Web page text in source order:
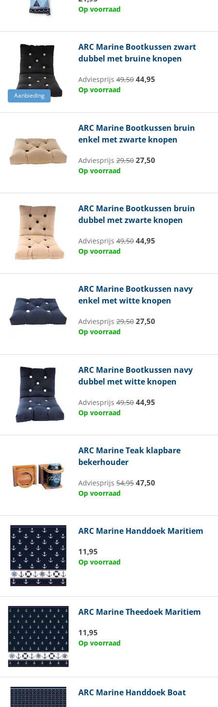
Op voorraad
Aanbieding
ARC Marine Bootkussen zwart
dubbel met bruine knopen
Adviesprijs49,50 44,95
Op voorraad
ARC Marine Bootkussen bruin
enkel met zwarte knopen
Adviesprijs29,50 27,50
Op voorraad
ARC Marine Bootkussen bruin
dubbel met zwarte knopen
Adviesprijs49,50 44,95
Op voorraad
ARC Marine Bootkussen navy
enkel met witte knopen
Adviesprijs29,50 27,50
Op voorraad
ARC Marine Bootkussen navy
dubbel met witte knopen
Adviesprijs49,50 44,95
Op voorraad
ARC MarineTeak klapbare
bekerhouder
Adviesprijs54,95 47,50
Op voorraad
ARC Marine Handdoek Maritiem
11,95
Op voorraad
ARC MarineTheedoek Maritiem
11,95
Op voorraad
ARC Marine Handdoek Boat